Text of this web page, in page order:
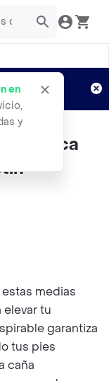
en
y
Aplican TyC
Única
medias
tu
garantiza
tus pies
caña